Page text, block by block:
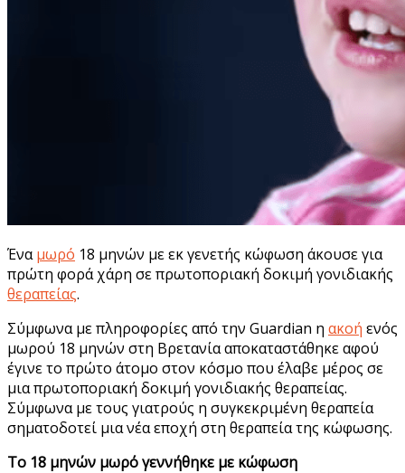
Έναμωρό 18 μηνών με εκ γενετής κώφωση άκουσε για
πρώτη φορά χάρη σε πρωτοποριακή δοκιμή γονιδιακής
θεραπείας.
Σύμφωνα με πληροφορίες από την Guardian η ακοή ενός
μωρού 18 μηνών στη Βρετανία αποκαταστάθηκε αφού
έγινε το πρώτο άτομο στον κόσμο που έλαβε μέρος σε
μια πρωτοποριακή δοκιμή γονιδιακής θεραπείας.
Σύμφωνα με τους γιατρούς η συγκεκριμένη θεραπεία
σηματοδοτεί μια νέα εποχή στη θεραπεία της κώφωσης.
Το 18 μηνών μωρό γεννήθηκε με κώφωση